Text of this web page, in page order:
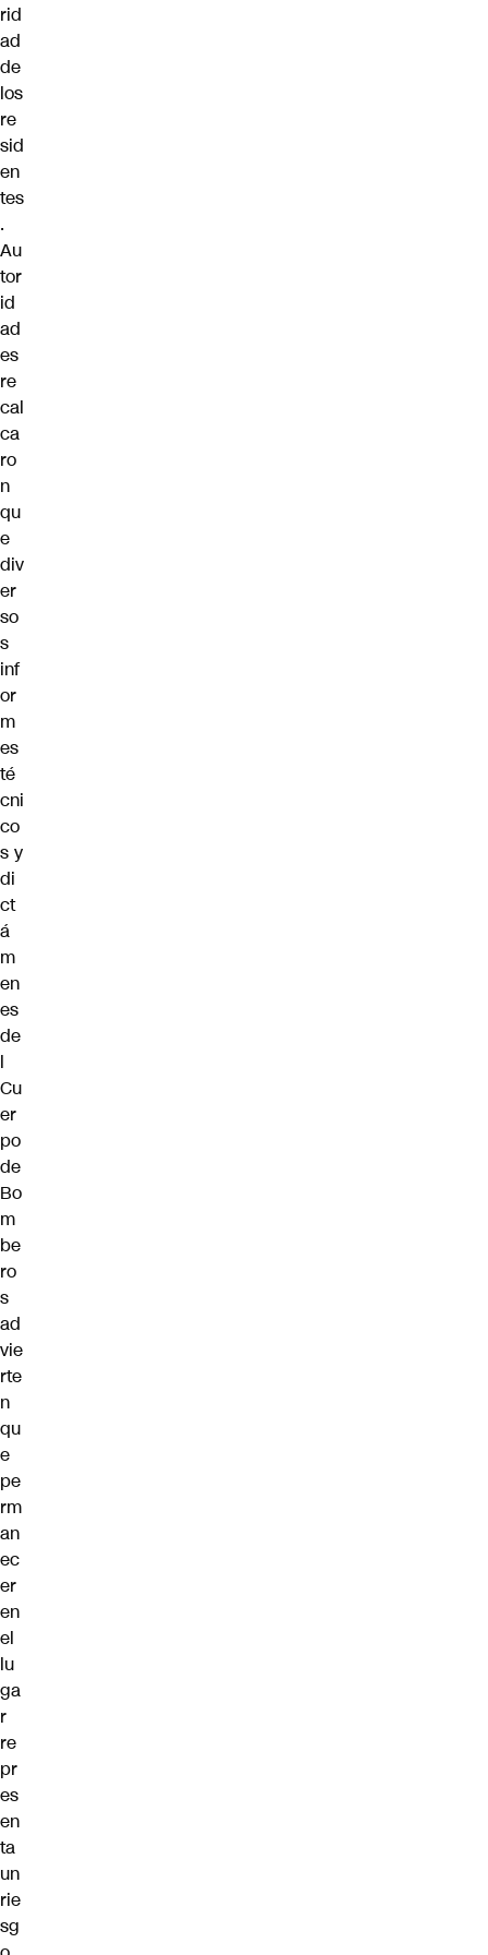
rid
ad
de
los
re
sid
en
tes
.
Au
tor
id
ad
es
re
cal
ca
ro
n
qu
e
div
er
so
s
inf
or
m
es
té
cni
co
s y
di
ct
á
m
en
es
de
l
Cu
er
po
de
Bo
m
be
ro
s
ad
vie
rte
n
qu
e
pe
rm
an
ec
er
en
el
lu
ga
r
re
pr
es
en
ta
un
rie
sg